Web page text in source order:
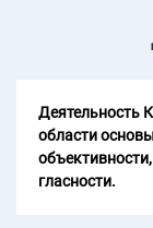
Деятельность
области
гласности.